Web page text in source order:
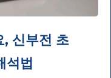
, 신부전 초
석법